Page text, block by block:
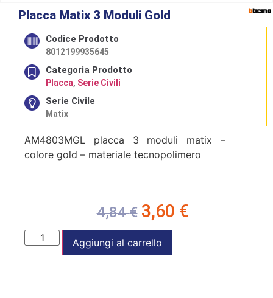
Placca Matix 3 Moduli Gold
Codice Prodotto
8012199935645
Categoria Prodotto
Placca, Serie Civili
Serie Civile
Matix
AM4803MGL placca 3 moduli matix –
colore gold – materiale tecnopolimero
4,84€ 3,60 €
Aggiungi al carrello